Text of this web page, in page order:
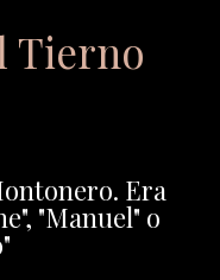
Tierno
Era
"Manuel" o